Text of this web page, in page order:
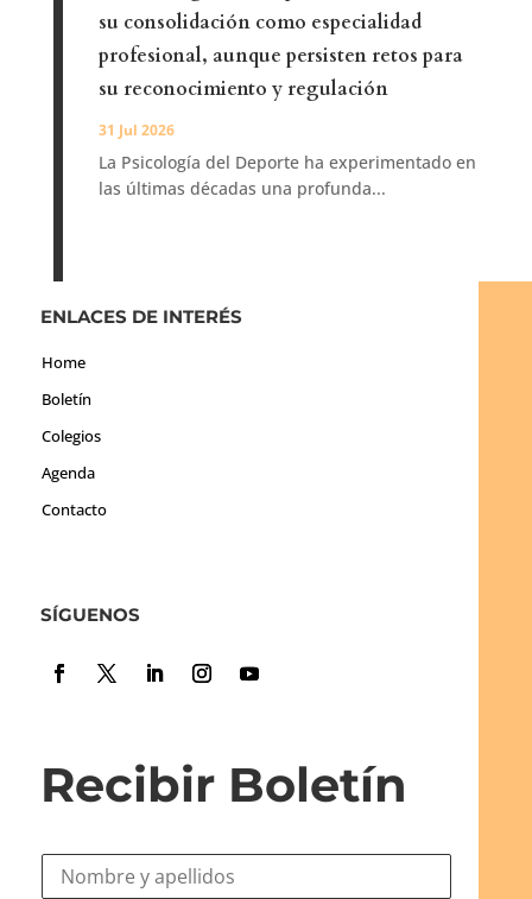
su consolidación como especialidad
profesional, aunque persisten retos para
su reconocimiento y regulación
31 Jul 2026
La Psicología del Deporte ha experimentado en
las últimas décadas una profunda...
ENLACES DE INTERÉS
Home
Boletín
Colegios
Agenda
Contacto
SÍGUENOS
Recibir Boletín
N